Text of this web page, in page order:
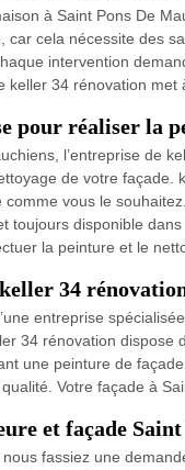
à Saint Pons De
car cela nécessite des
intervention
keller 34 rénovation
pour réaliser la
l’entreprise de
de votre
comme vous le
toujours disponible
la peinture et le
34
entreprise
34 rénovation dispose
une peinture de
Votre façade à
et façade
fassiez une